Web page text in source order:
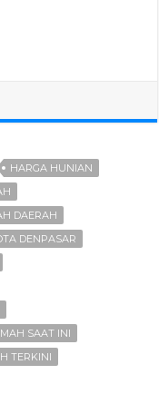
HARGA HUNIAN
DAERAH
DENPASAR
SAAT INI
TERKINI